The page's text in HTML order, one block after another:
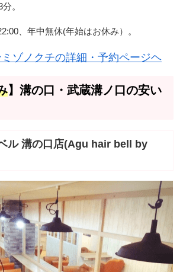
。
、年中無休(年始はお休み）。
ミゾノクチの詳細・予約ページヘ
】溝の口・武蔵溝ノ口の安い
ル 溝の口店(Agu hair bell by